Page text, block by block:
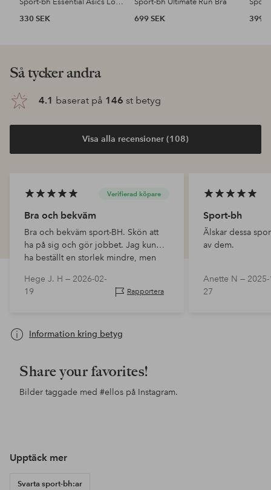
330 SEK
699 SEK
399
Så tycker andra
4.1 baserat på 146 st betyg
Visa alla recensioner (108)
Verifierad köpare
Bra och bekväm
Bra och bekväm sport-BH. Skön att
ha på sig och gör jobbet. Jag kunde
ha beställt en storlek mindre, men
troligen att beställa fler.
Hege J. H — 2026-02-
19
Rapportera
Sport-bh
Älskar dessa
av dem.
Anette N —
27
Information kring betyg
Share your favorites!
Bilder taggade med #ellos på Instagram.
Upptäck mer
Svarta sport-bh:ar